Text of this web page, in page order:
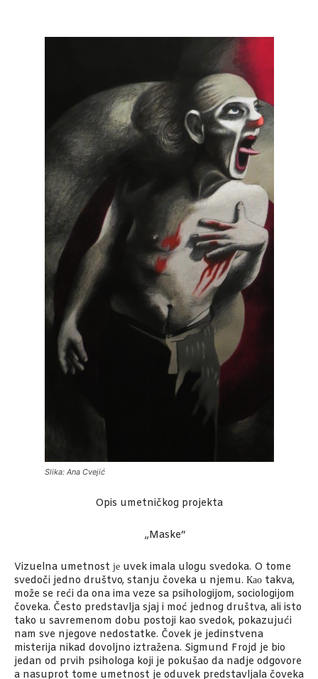
Slika: Ana Cvejić
Opis umetničkog projekta
„Maske“
Vizuelna umetnost је uvek imala ulogu svedoka. O tome
svedoči jedno društvo, stanju čoveka u njemu. Као takva,
može se reći da ona ima veze sa psihologijom, sociologijom
čoveka. Često predstavlja sjaj i moć jednog društva, ali isto
tako u savremenom dobu postoji kao svedok, pokazujući
nam sve njegove nedostatke. Čovek je jedinstvena
misterija nikad dovoljno iztražena. Sigmund Frojd je bio
jedan od prvih psihologa koji je pokušao da nadje odgovore
a nasuprot tome umetnost je oduvek predstavljala čoveka